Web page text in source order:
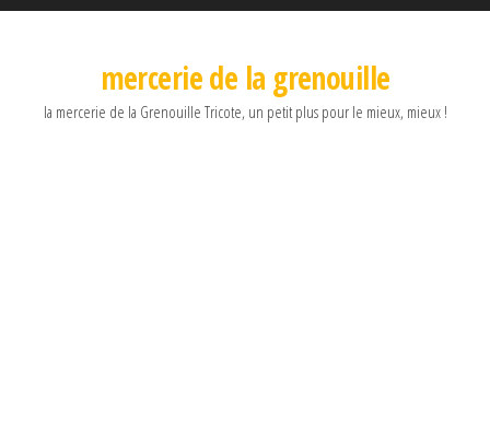
mercerie de la grenouille
la mercerie de la Grenouille Tricote, un petit plus pour le mieux, mieux !